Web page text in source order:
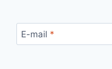
E-mail *